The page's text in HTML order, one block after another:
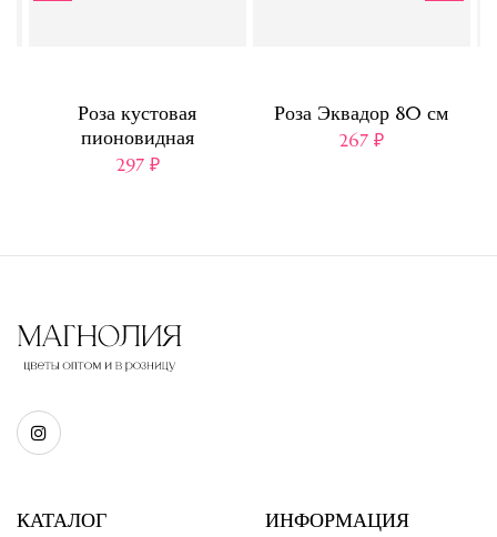
Роза кустовая
пионовидная
297 ₽
Роза Эквадор 80 см
267 ₽
КАТАЛОГ ИНФОРМАЦИЯ